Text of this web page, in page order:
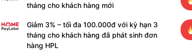
tháng cho khách hàng mới
Giảm 3% – tối đa 100.000đ với kỳ hạn 3
tháng cho khách hàng đã phát sinh đơn
hàng HPL